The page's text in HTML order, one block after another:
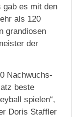
gab es mit den
als 120
grandiosen
der
Nachwuchs-
beste
spielen“,
Doris Staffler